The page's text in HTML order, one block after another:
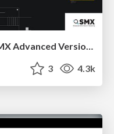
3 4.3k